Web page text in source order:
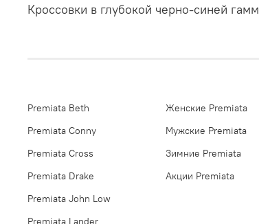
Кроссовки в глубокой черно-синей
Premiata Beth
Premiata Conny
Premiata Cross
Premiata Drake
Premiata John Low
Premiata Lander
Женские Premiata
Мужские Premiata
Зимние Premiata
Акции Premiata